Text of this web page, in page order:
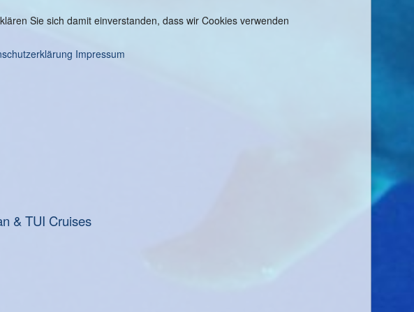
& TUI Cruises
Sie sich damit einverstanden, dass wir Cookies verwenden
Impressum